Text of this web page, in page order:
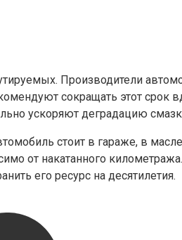
Производители
сокращать этот срок
ускоряют деградацию
стоит в гараже, в
от накатанного
его ресурс на десятилетия.